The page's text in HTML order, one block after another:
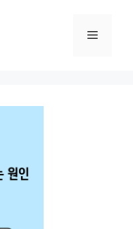
메